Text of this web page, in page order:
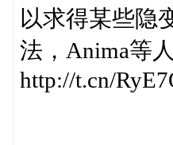
以求得某些隐
法，Anima等
http://t.cn/